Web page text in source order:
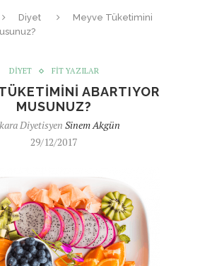
Diyet
Meyve Tüketimini
DIYET FIT YAZILAR
ABARTIYOR
MUSUNUZ?
Diyetisyen Sinem Akgün
29/12/2017